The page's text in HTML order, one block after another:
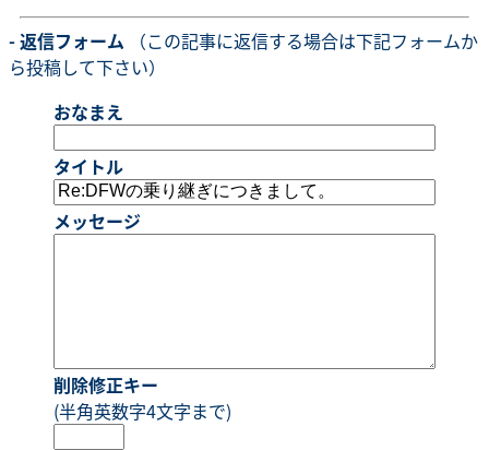
- 返信フォーム （この記事に返信する場合は下記フォームか
ら投稿して下さい）
おなまえ
タイトル
メッセージ
削除修正キー
(半角英数字4文字まで)